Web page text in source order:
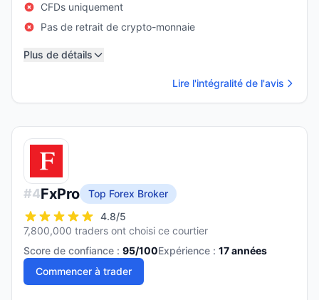
CFDs uniquement
Pas de retrait de crypto-monnaie
Plus de détails
Lire l'intégralité de l'avis
#4FxPro
Top Forex Broker
4.8/5
7,800,000 traders ont choisi ce courtier
Score de confiance : 95/100Expérience : 17années
Commencer à trader